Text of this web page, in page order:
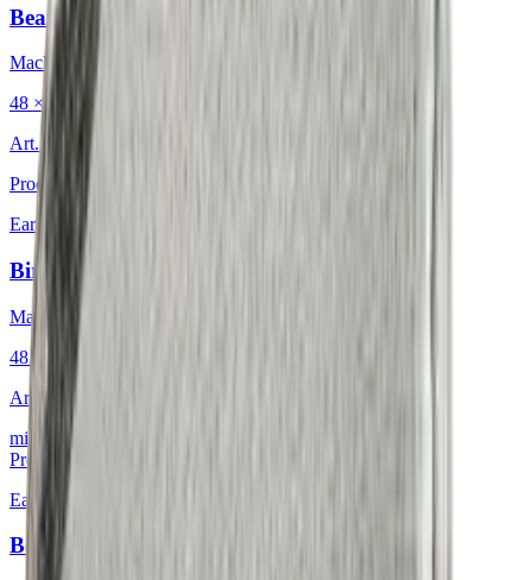
Bean Charcoal
Mackintosh®
48 × 48 cm
Art.
Produkt ansehen
Earth & Grey
Birdeyes Oatmeal
Mackintosh® Lite
48 × 48 cm
Art. 601.808
mit Keder
Produkt ansehen
Earth & Grey
Bouclé Glacial Mosaic